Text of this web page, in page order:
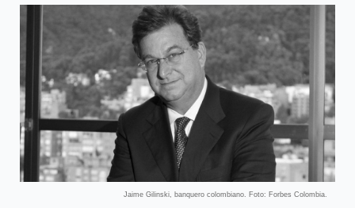
Jaime Gilinski, banquero colombiano. Foto: Forbes Colombia.